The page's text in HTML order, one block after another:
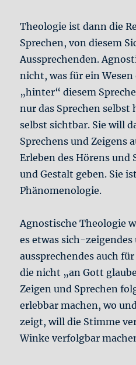
Theologie ist dann die
Sprechen, von diesem
Aussprechenden.
nicht, was für ein
„hinter“ diesem
nur das Sprechen selbst
selbst sichtbar. Sie will
Sprechens und Zeigens
Erleben des Hörens und
und Gestalt geben. Sie
Phänomenologie.
Agnostische Theologie
es etwas sich-
aussprechendes auch
die nicht „an Gott
Zeigen und Sprechen
erlebbar machen, wo
zeigt, will die Stimme
Winke verfolgbar